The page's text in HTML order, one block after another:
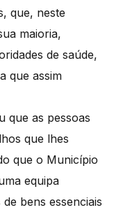
que, neste
maioria,
de saúde,
que assim
que as pessoas
que lhes
que o Município
equipa
bens essenciais